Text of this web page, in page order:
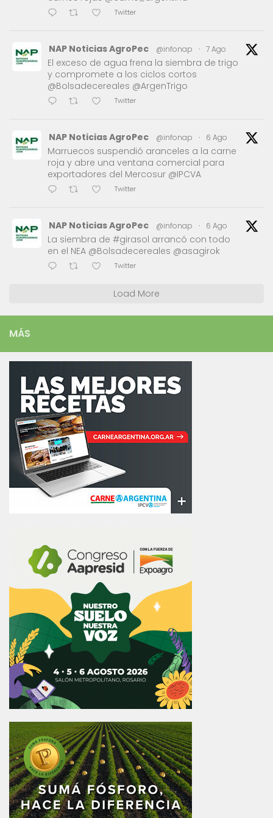
Twitter
NAP Noticias AgroPec @infonap · 7 Ago
El exceso de agua frena la siembra de trigo
y compromete a los ciclos cortos
@Bolsadecereales @ArgenTrigo
Twitter
NAP Noticias AgroPec @infonap · 6 Ago
Marruecos suspendió aranceles a la carne
roja y abre una ventana comercial para
exportadores del Mercosur @IPCVA
Twitter
NAP Noticias AgroPec @infonap · 6 Ago
La siembra de #girasol arrancó con todo
en el NEA @Bolsadecereales @asagirok
Twitter
Load More
MÁS